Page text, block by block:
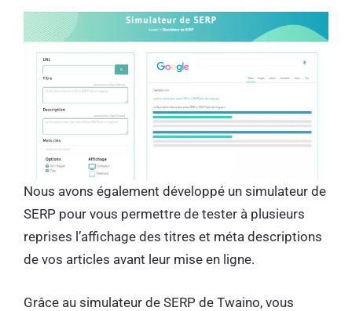
Nous avons également développé un simulateur de
SERP pour vous permettre de tester à plusieurs
reprises l’affichage des titres et méta descriptions
de vos articles avant leur mise en ligne.
Grâce au simulateur de SERP de Twaino, vous